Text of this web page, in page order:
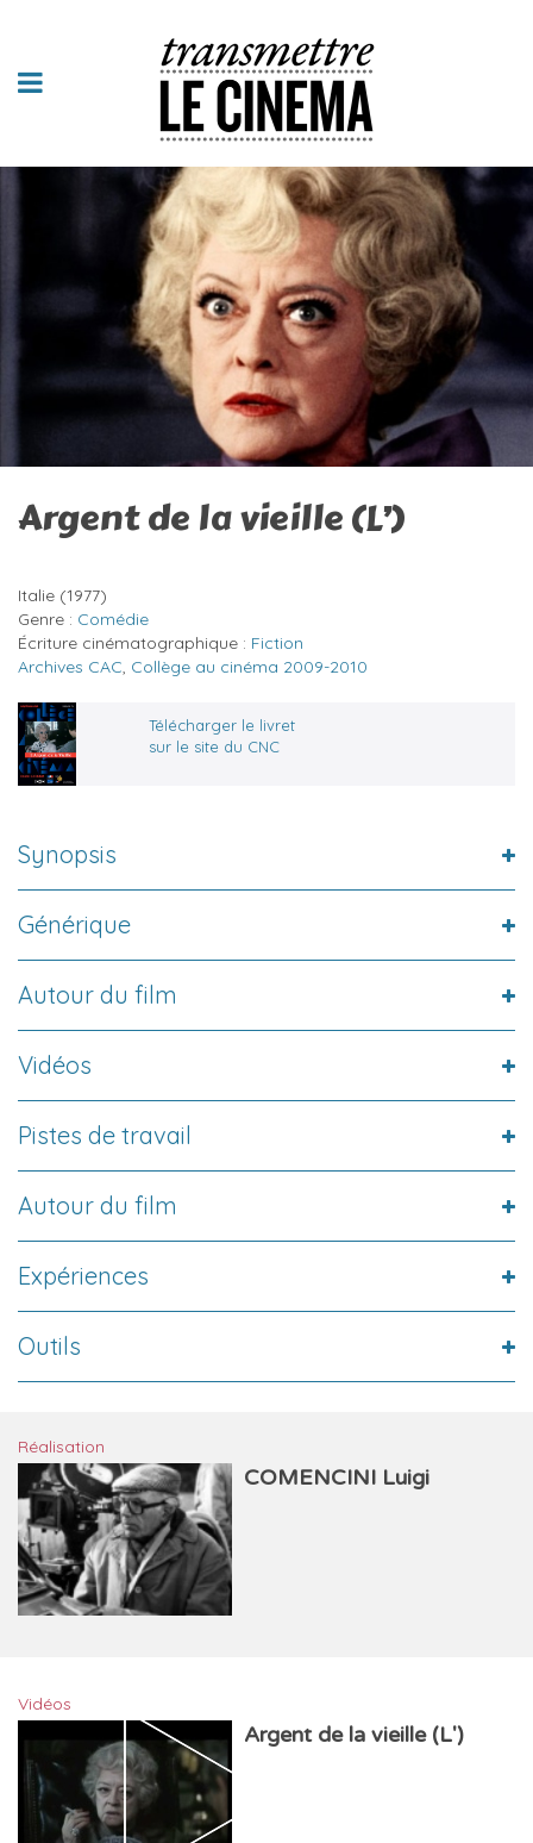
Argent de la vieille (L’)
Italie (1977)
Genre : Comédie
Écriture cinématographique : Fiction
Archives CAC, Collège au cinéma 2009-2010
Télécharger le livret
sur le site du CNC
Synopsis
Générique
Autour du film
Vidéos
Pistes de travail
Autour du film
Expériences
Outils
Réalisation
COMENCINI Luigi
Vidéos
Argent de la vieille (L')